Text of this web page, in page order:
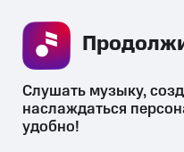
Слушать музыку,
наслаждаться
удобно!